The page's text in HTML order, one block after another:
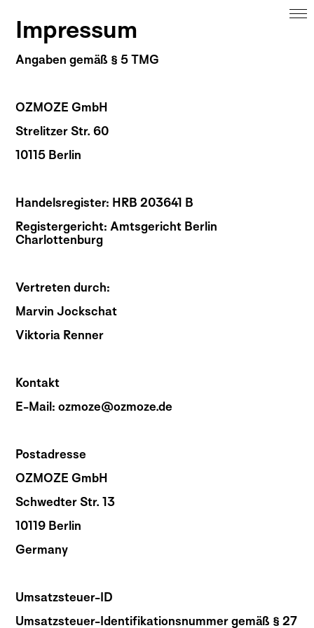
Impressum
Angaben gemäß § 5 TMG
OZMOZE GmbH
Strelitzer Str. 60
10115 Berlin
Handelsregister: HRB 203641 B
Registergericht: Amtsgericht Berlin
Charlottenburg
Vertreten durch:
Marvin Jockschat
Viktoria Renner
Kontakt
E-Mail: ozmoze@ozmoze.de
Postadresse
OZMOZE GmbH
Schwedter Str. 13
10119 Berlin
Germany
Umsatzsteuer-ID
Umsatzsteuer-Identifikationsnummer gemäß § 27